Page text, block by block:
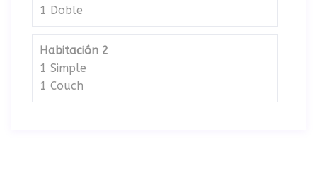
1 Doble
Habitación 2
1 Simple
1 Couch